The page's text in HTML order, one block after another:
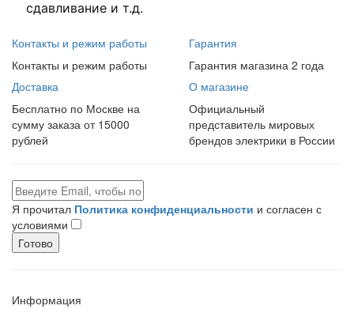
сдавливание и т.д.
Контакты и режим работы
Контакты и режим работы
Гарантия
Гарантия магазина 2 года
Доставка
Бесплатно по Москве на
сумму заказа от 15000
рублей
О магазине
Официальный
представитель мировых
брендов электрики в России
Я прочитал Политика конфиденциальности и согласен с
условиями
Готово
Информация